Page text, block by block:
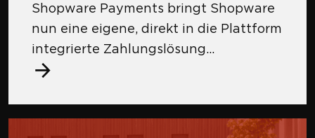
Shopware Payments bringt Shopware
nun eine eigene, direkt in die Plattform
integrierte Zahlungslösung...
Mehr zu Mit GEO fit für die KI-Suche: Teil